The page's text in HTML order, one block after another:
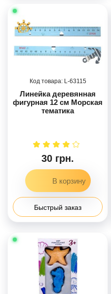
63115
Линейка деревянная
фигурная 12 см Морская
тематика
30 грн.
Быстрый заказ